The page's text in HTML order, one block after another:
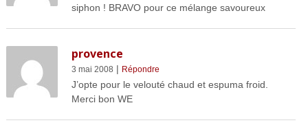
siphon ! BRAVO pour ce mélange savoureux
provence
3 mai 2008 | Répondre
J’opte pour le velouté chaud et espuma froid.
Merci bon WE